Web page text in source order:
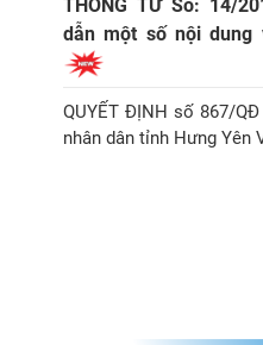
THÔNG TƯ Số: 14/
dẫn một số nội
QUYẾT ĐỊNH số 867/
nhân dân tỉnh Hưng Yên